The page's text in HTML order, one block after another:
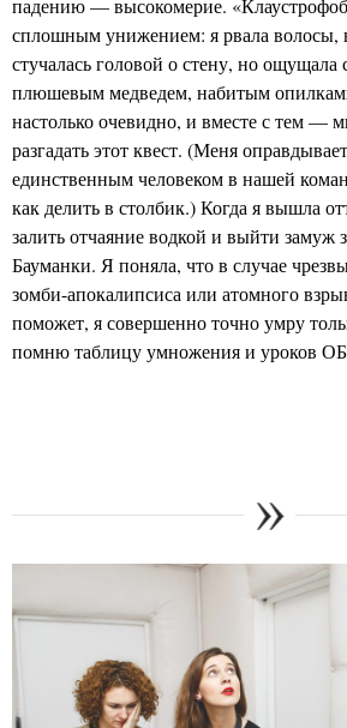
падению — высокомерие.
сплошным унижением: я рвала волосы,
стучалась головой о стену, но ощущала
плюшевым медведем, набитым
настолько очевидно, и вместе с тем —
разгадать этот квест. (Меня
единственным человеком в нашей
как делить в столбик.) Когда я вышла
залить отчаяние водкой и выйти замуж
Бауманки. Я поняла, что в случае
зомби-апокалипсиса или атомного
поможет, я совершенно точно умру
помню таблицу умножения и уроков